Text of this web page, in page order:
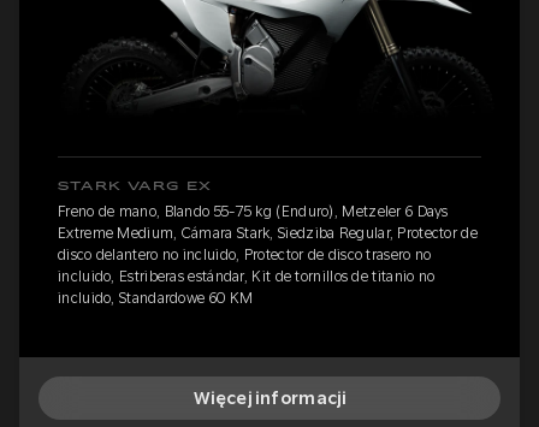
STARK VARG EX
Freno de mano, Blando 55-75 kg (Enduro), Metzeler 6 Days
Extreme Medium, Cámara Stark, Siedziba Regular, Protector de
disco delantero no incluido, Protector de disco trasero no
incluido, Estriberas estándar, Kit de tornillos de titanio no
incluido, Standardowe 60 KM
Więcej informacji